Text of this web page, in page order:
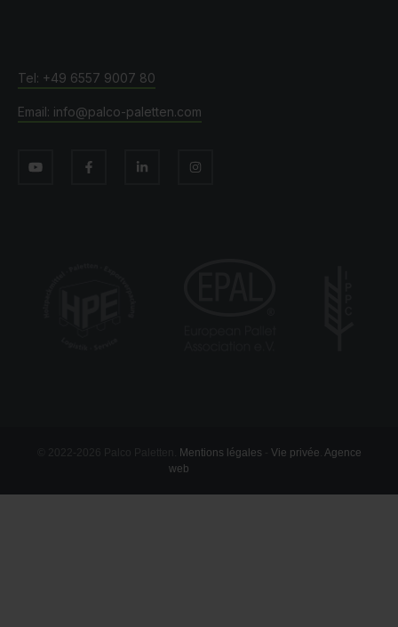
+49 6557 9007 80
info@palco-paletten.com
Mentions légales Vie privée Agence
web